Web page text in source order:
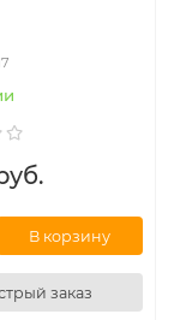
В корзину
заказ